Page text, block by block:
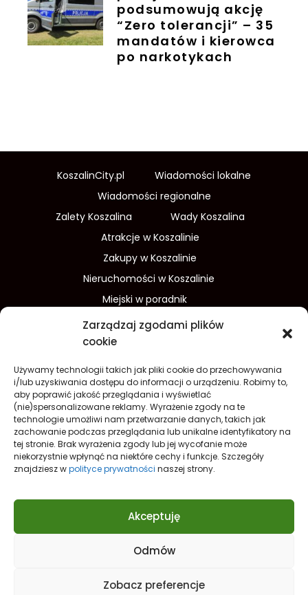
Zarządzaj zgodami plików
cookie
Używamy technologii takich jak pliki cookie do przechowywania
i/lub uzyskiwania dostępu do informacji o urządzeniu. Robimy to,
aby poprawić jakość przeglądania i wyświetlać
(nie)spersonalizowane reklamy. Wyrażenie zgody na te
technologie umożliwi nam przetwarzanie danych, takich jak
zachowanie podczas przeglądania lub unikalne identyfikatory na
tej stronie. Brak wyrażenia zgody lub jej wycofanie może
niekorzystnie wpłynąć na niektóre cechy i funkcje. Szczegóły
znajdziesz wpolityce prywatności naszej strony.
Akceptuję
Odmów
Zobacz preferencje
podsumowują akcję
“Zero tolerancji” – 35
mandatów i kierowca
po narkotykach
KoszalinCity.pl
Wiadomości lokalne
Wiadomości regionalne
Zalety Koszalina
Wady Koszalina
Atrakcje w Koszalinie
Zakupy w Koszalinie
Nieruchomości w Koszalinie
Miejski w poradnik
Wydarzenia w Koszalinie
Sport w Koszalinie
Finanse i inwestycje
Dom i ogród
Turystyka
Lifestyle
O nas
Redakcja
Reklama
Kontakt
Prywatność
Polityka prywatności Cookies (EU)
KoszalinCity.pl - Twój portal o Koszalinie